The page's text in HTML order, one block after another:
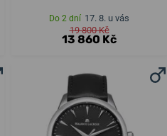
Do 2 dní 17. 8. u vás
19 800 Kč
13 860 Kč